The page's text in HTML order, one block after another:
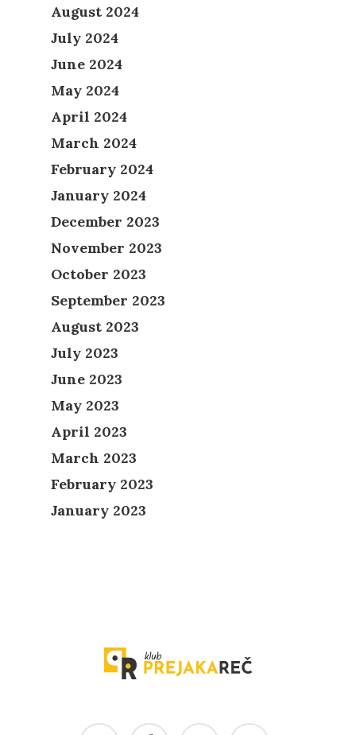
August 2024
July 2024
June 2024
May 2024
April 2024
March 2024
February 2024
January 2024
December 2023
November 2023
October 2023
September 2023
August 2023
July 2023
June 2023
May 2023
April 2023
March 2023
February 2023
January 2023